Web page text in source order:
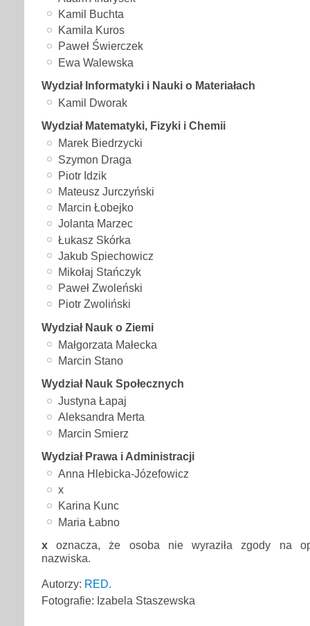
Kamil Buchta
Kamila Kuros
Paweł Świerczek
Ewa Walewska
Wydział Informatyki i Nauki o Materiałach
Kamil Dworak
Wydział Matematyki, Fizyki i Chemii
Marek Biedrzycki
Szymon Draga
Piotr Idzik
Mateusz Jurczyński
Marcin Łobejko
Jolanta Marzec
Łukasz Skórka
Jakub Spiechowicz
Mikołaj Stańczyk
Paweł Zwoleński
Piotr Zwoliński
Wydział Nauk o Ziemi
Małgorzata Małecka
Marcin Stano
Wydział Nauk Społecznych
Justyna Łapaj
Aleksandra Merta
Marcin Smierz
Wydział Prawa i Administracji
Anna Hlebicka-Józefowicz
x
Karina Kunc
Maria Łabno
xoznacza, że osoba nie wyraziła zgody na
nazwiska.
Autorzy: RED.
Fotografie: Izabela Staszewska